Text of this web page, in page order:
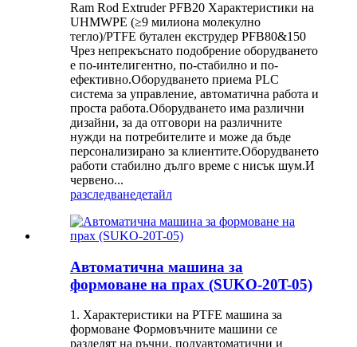
Ram Rod Extruder PFB20 Характеристики на
UHMWPE (≥9 милиона молекулно
тегло)/PTFE бутален екструдер PFB80&150
Чрез непрекъснато подобрение оборудването
е по-интелигентно, по-стабилно и по-
ефективно.Оборудването приема PLC
система за управление, автоматична работа и
проста работа.Оборудването има различни
дизайни, за да отговори на различните
нужди на потребителите и може да бъде
персонализирано за клиентите.Оборудването
работи стабилно дълго време с нисък шум.И
червено...
разследванедетайл
Автоматична машина за
формоване на прах (SUKO-20T-05)
1. Характеристики на PTFE машина за
формоване Формовъчните машини се
разделят на ръчни, полуавтоматични и